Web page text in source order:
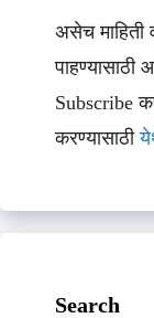
असेच माहिती
पाहण्यासाठी
Subscribe
करण्यासाठी
Search